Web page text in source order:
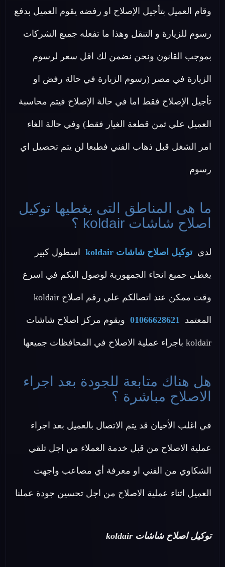
وقام العميل بتأجيل الإصلاح او رفضه يقوم العميل بدفع
رسوم للزيارة و التنقل وهذا ما تفعله جميع الشركات
بموجب القانون ونحن نضمن لك اقل سعر لرسوم
الزيارة في مصر (رسوم الزيارة في حالة رفض او
تأجيل الإصلاح فقط اما في حالة الإصلاح فيتم محاسبة
العميل علي ثمن قطعة الغيار فقط) وفي حالة الغاء
امر الشغل قبل ذهاب الفني فطبعا لن يتم تحصيل اي
رسوم
ما هى المناطق التى يغطيها توكيل
اصلاح شاشات koldair ؟
لدي توكيل اصلاح شاشات koldair اسطول كبير
يغطى جميع انحاء الجمهورية لوصول اليكم في اسرع
وقت ممكن عند اتصالكم علي رقم اصلاح koldair
المعتمد 01066628621 ويقوم مركز اصلاح شاشات
koldair باجراء عملية الاصلاح في المحافظات جميعها
هل هناك متابعة للجودة بعد اجراء
الاصلاح مباشرة ؟
في اغلب الأحيان قد يتم الاتصال بالعميل بعد اجراء
عملية الاصلاح من قبل خدمة العملاء من اجل تلقي
الشكاوي من الفني او معرفة أي مصاعب واجهت
العميل اثناء عملية الاصلاح من اجل تحسين جودة عملنا
توكيل اصلاح شاشات koldair